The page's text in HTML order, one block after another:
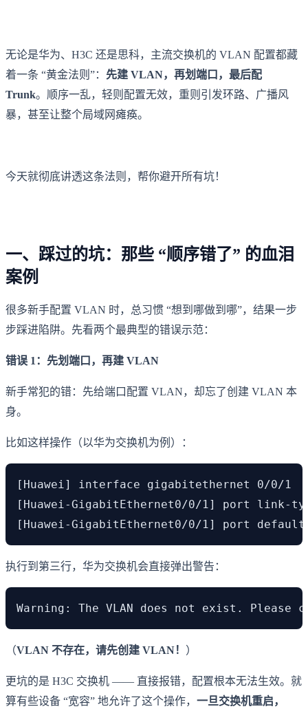
无论是华为、H3C 还是思科，主流交换机的 VLAN 配置都藏
着一条 “黄金法则”： 先建 VLAN，再划端口，最后配
Trunk。顺序一乱，轻则配置无效，重则引发环路、广播风
暴，甚至让整个局域网瘫痪。
今天就彻底讲透这条法则，帮你避开所有坑！
一、踩过的坑：那些 “顺序错了” 的血泪
案例
很多新手配置 VLAN 时，总习惯 “想到哪做到哪”，结果一步
步踩进陷阱。先看两个最典型的错误示范：
错误 1：先划端口，再建 VLAN
新手常犯的错：先给端口配置 VLAN，却忘了创建 VLAN 本
身。
比如这样操作（以华为交换机为例）：
[Huawei] interface gigabitethernet 0/0/1  #
[Huawei-GigabitEthernet0/0/1] port link-type
[Huawei-GigabitEthernet0/0/1] port default
执行到第三行，华为交换机会直接弹出警告：
Warning: The VLAN does not exist. Please
（VLAN 不存在，请先创建 VLAN！ ）
更坑的是 H3C 交换机 —— 直接报错，配置根本无法生效。就
算有些设备 “宽容” 地允许了这个操作， 一旦交换机重启，